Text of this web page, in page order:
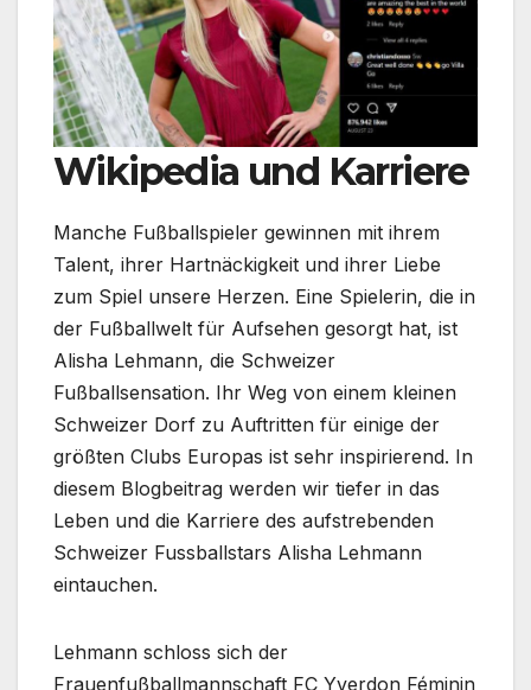
Wikipedia und Karriere
Manche Fußballspieler gewinnen mit ihrem
Talent, ihrer Hartnäckigkeit und ihrer Liebe
zum Spiel unsere Herzen. Eine Spielerin, die in
der Fußballwelt für Aufsehen gesorgt hat, ist
Alisha Lehmann, die Schweizer
Fußballsensation. Ihr Weg von einem kleinen
Schweizer Dorf zu Auftritten für einige der
größten Clubs Europas ist sehr inspirierend. In
diesem Blogbeitrag werden wir tiefer in das
Leben und die Karriere des aufstrebenden
Schweizer Fussballstars Alisha Lehmann
eintauchen.
Lehmann schloss sich der
Frauenfußballmannschaft FC Yverdon Féminin